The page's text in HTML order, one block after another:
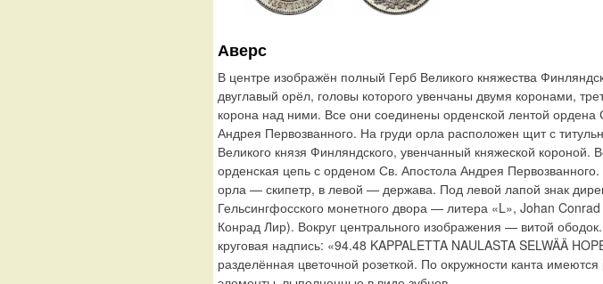
Аверс
В центре изображён полный Герб Великого княжества
двуглавый орёл, головы которого увенчаны двумя коронами,
корона над ними. Все они соединены орденской лентой ордена
Андрея Первозванного. На груди орла расположен щит с
Великого князя Финляндского, увенчанный княжеской короной.
орденская цепь с орденом Св. Апостола Андрея
орла — скипетр, в левой — держава. Под левой лапой знак
Гельсингфосского монетного двора — литера «L», Johan
Конрад Лир). Вокруг центрального изображения — витой
круговая надпись: «94.48 KAPPALETTA NAULASTA SELWÄÄ
разделённая цветочной розеткой. По окружности канта